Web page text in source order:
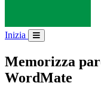
Inizia
Memorizza
WordMate